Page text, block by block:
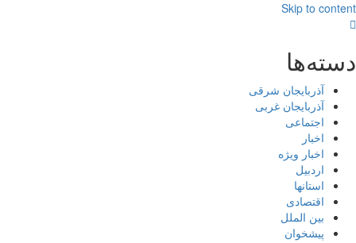
Skip to content
دسته‌ها
آذربایجان شرقی
آذربایجان غربی
اجتماعی
اخبار
اخبار ویژه
اردبیل
استانها
اقتصادی
بین الملل
پیشخوان